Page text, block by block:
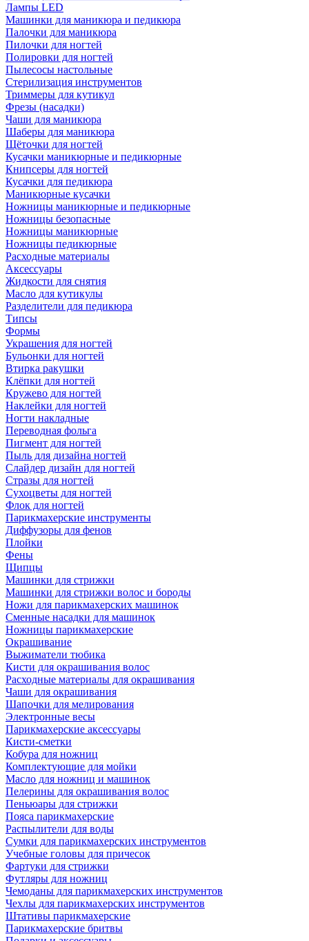
Лампы LED
Машинки для маникюра и педикюра
Палочки для маникюра
Пилочки для ногтей
Полировки для ногтей
Пылесосы настольные
Стерилизация инструментов
Триммеры для кутикул
Фрезы (насадки)
Чаши для маникюра
Шаберы для маникюра
Щёточки для ногтей
Кусачки маникюрные и педикюрные
Книпсеры для ногтей
Кусачки для педикюра
Маникюрные кусачки
Ножницы маникюрные и педикюрные
Ножницы безопасные
Ножницы маникюрные
Ножницы педикюрные
Расходные материалы
Аксессуары
Жидкости для снятия
Масло для кутикулы
Разделители для педикюра
Типсы
Формы
Украшения для ногтей
Бульонки для ногтей
Втирка ракушки
Клёпки для ногтей
Кружево для ногтей
Наклейки для ногтей
Ногти накладные
Переводная фольга
Пигмент для ногтей
Пыль для дизайна ногтей
Слайдер дизайн для ногтей
Стразы для ногтей
Сухоцветы для ногтей
Флок для ногтей
Парикмахерские инструменты
Диффузоры для фенов
Плойки
Фены
Щипцы
Машинки для стрижки
Машинки для стрижки волос и бороды
Ножи для парикмахерских машинок
Сменные насадки для машинок
Ножницы парикмахерские
Окрашивание
Выжиматели тюбика
Кисти для окрашивания волос
Расходные материалы для окрашивания
Чаши для окрашивания
Шапочки для мелирования
Электронные весы
Парикмахерские аксессуары
Кисти-сметки
Кобура для ножниц
Комплектующие для мойки
Масло для ножниц и машинок
Пелерины для окрашивания волос
Пеньюары для стрижки
Пояса парикмахерские
Распылители для воды
Сумки для парикмахерских инструментов
Учебные головы для причесок
Фартуки для стрижки
Футляры для ножниц
Чемоданы для парикмахерских инструментов
Чехлы для парикмахерских инструментов
Штативы парикмахерские
Парикмахерские бритвы